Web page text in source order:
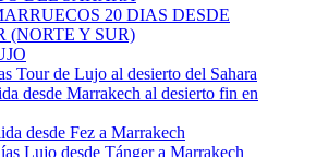
20 DIAS DESDE
(NORTE Y SUR)
Tour de Lujo al desierto del Sahara
desde Marrakech al desierto fin en
desde Fez a Marrakech
Lujo desde Tánger a Marrakech